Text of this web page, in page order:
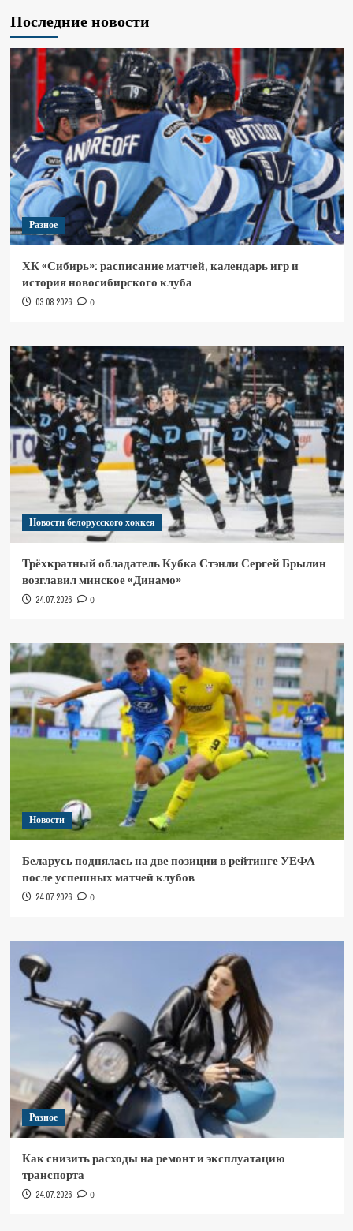
Последние новости
Разное
ХК «Сибирь»: расписание матчей, календарь игр и
история новосибирского клуба
03.08.2026 0
Новости белорусского хоккея
Трёхкратный обладатель Кубка Стэнли Сергей Брылин
возглавил минское «Динамо»
24.07.2026 0
Новости
Беларусь поднялась на две позиции в рейтинге УЕФА
после успешных матчей клубов
24.07.2026 0
Разное
Как снизить расходы на ремонт и эксплуатацию
транспорта
24.07.2026 0